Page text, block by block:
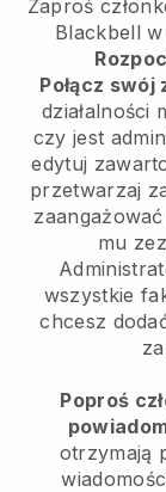
Zaproś
Blackbell
Połącz swój
działalności
czy jest
edytuj
przetwarzaj
mu
wszystkie
chcesz
Poproś
otrzymają